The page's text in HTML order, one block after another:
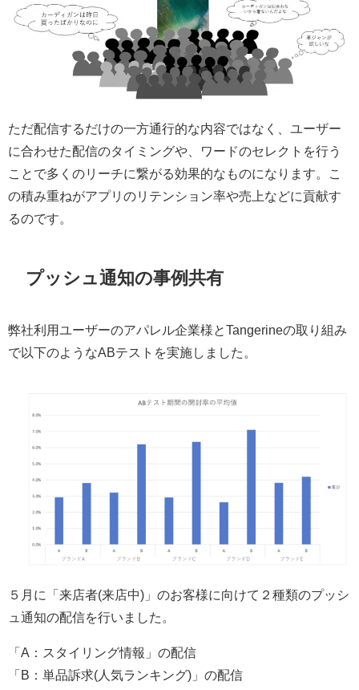
ただ配信するだけの一方通行的な内容ではなく、ユーザー
に合わせた配信のタイミングや、ワードのセレクトを行う
ことで多くのリーチに繋がる効果的なものになります。こ
の積み重ねがアプリのリテンション率や売上などに貢献す
るのです。
プッシュ通知の事例共有
弊社利用ユーザーのアパレル企業様とTangerineの取り組み
で以下のようなABテストを実施しました。
５月に「来店者(来店中)」のお客様に向けて２種類のプッシ
ュ通知の配信を行いました。
「A：スタイリング情報」の配信
「B：単品訴求(人気ランキング)」の配信